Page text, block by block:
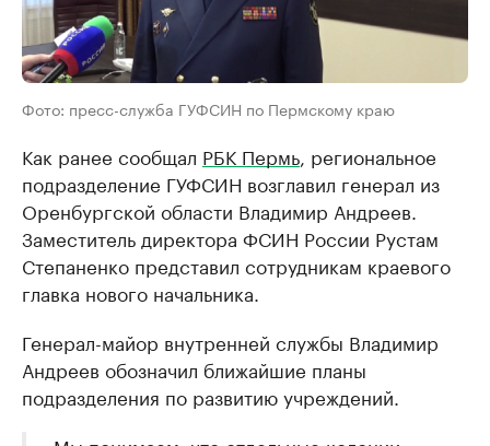
Фото: пресс-служба ГУФСИН по Пермскому краю
Как ранее сообщал РБК Пермь, региональное
подразделение ГУФСИН возглавил генерал из
Оренбургской области Владимир Андреев.
Заместитель директора ФСИН России Рустам
Степаненко представил сотрудникам краевого
главка нового начальника.
Генерал-майор внутренней службы Владимир
Андреев обозначил ближайшие планы
подразделения по развитию учреждений.